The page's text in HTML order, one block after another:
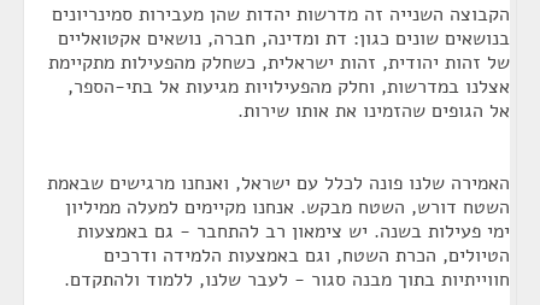
הקבוצה השנייה זה מדרשות יהדות שהן מעבירות סמינריונים
בנושאים שונים כגון: דת ומדינה, חברה, נושאים אקטואליים
של זהות יהודית, זהות ישראלית, כשחלק מהפעילות מתקיימת
אצלנו במדרשות, וחלק מהפעילויות מגיעות אל בתי-הספר,
אל הגופים שהזמינו את אותו שירות.
האמירה שלנו פונה לכלל עם ישראל, ואנחנו מרגישים שבאמת
השטח דורש, השטח מבקש. אנחנו מקיימים למעלה ממיליון
ימי פעילות בשנה. יש צימאון רב להתחבר - גם באמצעות
הטיולים, הכרת השטח, וגם באמצעות הלמידה ודרכים
חווייתיות בתוך מבנה סגור - לעבר שלנו, ללמוד ולהתקדם.